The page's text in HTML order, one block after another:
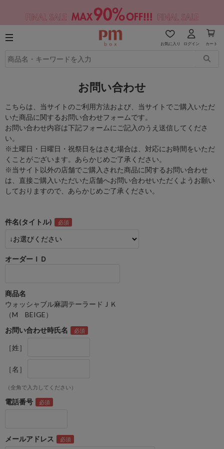
お気に入り ログイン カート
お問い合わせ
こちらは、当サイトのご利用方法および、当サイトでご購入いただ
いた商品に関するお問い合わせフォームです。
お問い合わせ内容は下記フォームにご記入のうえ送信してくださ
い。
※土曜日・日曜日・祝祭日をはさむ場合は、対応にお時間をいただ
くことがございます。あらかじめご了承ください。
※当サイト以外の店舗でご購入された商品に関するお問い合わせ
は、直接ご購入いただいた店舗へお問い合わせいただくようお願い
しておりますので、あらかじめご了承ください。
件名(タイトル)
オーダーＩＤ
商品名
ウォッシャブル麻調テーラードＪＫ
（M BEIGE）
お問い合わせ時氏名
［姓］
［名］
（全角で入力してください）
電話番号
メールアドレス